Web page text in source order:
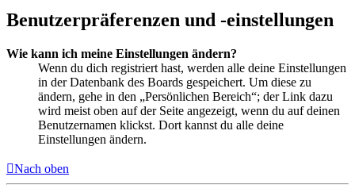
Benutzerpräferenzen und -einstellungen
Wie kann ich meine Einstellungen ändern?
Wenn du dich registriert hast, werden alle deine Einstellungen
in der Datenbank des Boards gespeichert. Um diese zu
ändern, gehe in den „Persönlichen Bereich“; der Link dazu
wird meist oben auf der Seite angezeigt, wenn du auf deinen
Benutzernamen klickst. Dort kannst du alle deine
Einstellungen ändern.
Nach oben